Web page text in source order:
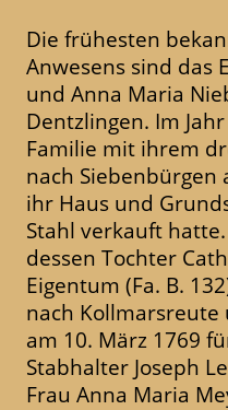
Die frühesten
Anwesens sind das
und Anna Maria
Dentzlingen. Im
Familie mit ihrem
nach Siebenbürgen
ihr Haus und
Stahl verkauft
dessen Tochter
Eigentum (Fa. B.
nach
am 10. März 1769
Stabhalter Joseph
Frau Anna Maria